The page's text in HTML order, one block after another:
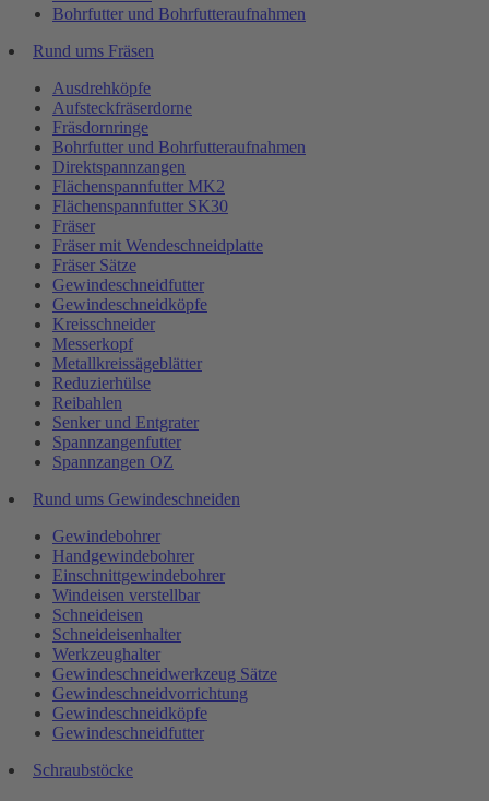
Bohrfutter und Bohrfutteraufnahmen
Rund ums Fräsen
Ausdrehköpfe
Aufsteckfräserdorne
Fräsdornringe
Bohrfutter und Bohrfutteraufnahmen
Direktspannzangen
Flächenspannfutter MK2
Flächenspannfutter SK30
Fräser
Fräser mit Wendeschneidplatte
Fräser Sätze
Gewindeschneidfutter
Gewindeschneidköpfe
Kreisschneider
Messerkopf
Metallkreissägeblätter
Reduzierhülse
Reibahlen
Senker und Entgrater
Spannzangenfutter
Spannzangen OZ
Rund ums Gewindeschneiden
Gewindebohrer
Handgewindebohrer
Einschnittgewindebohrer
Windeisen verstellbar
Schneideisen
Schneideisenhalter
Werkzeughalter
Gewindeschneidwerkzeug Sätze
Gewindeschneidvorrichtung
Gewindeschneidköpfe
Gewindeschneidfutter
Schraubstöcke